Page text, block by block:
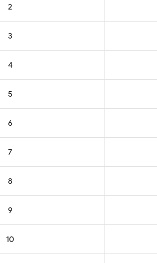
2
3
4
5
6
7
8
9
10